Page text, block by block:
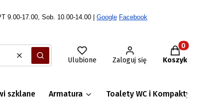
9.00-17.00, Sob. 10.00-14.00 | Google Facebook
WyczyśćSzukaj Ulubione Zaloguj się
Produkty w
Koszyk
szklane Armatura Toalety WC i Kompakty WC